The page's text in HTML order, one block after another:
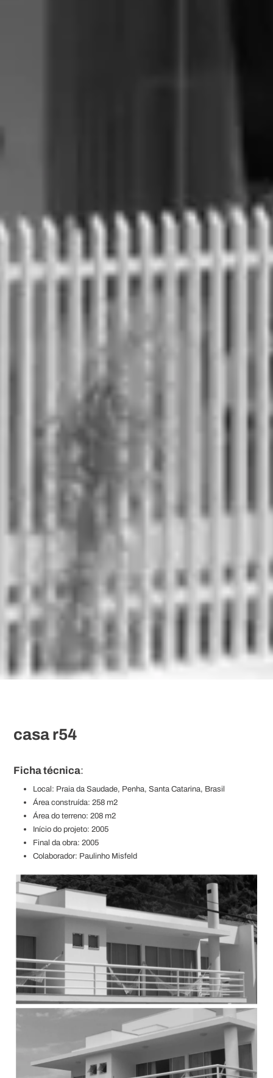
casa r54
Ficha técnica:
Local: Praia da Saudade, Penha, Santa Catarina, Brasil
Área construída: 258 m2
Área do terreno: 208 m2
Início do projeto: 2005
Final da obra: 2005
Colaborador: Paulinho Misfeld